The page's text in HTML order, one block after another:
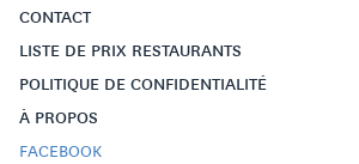
Suivez-nous
CONTACT
LISTE DE PRIX RESTAURANTS
POLITIQUE DE CONFIDENTIALITÉ
À PROPOS
FACEBOOK